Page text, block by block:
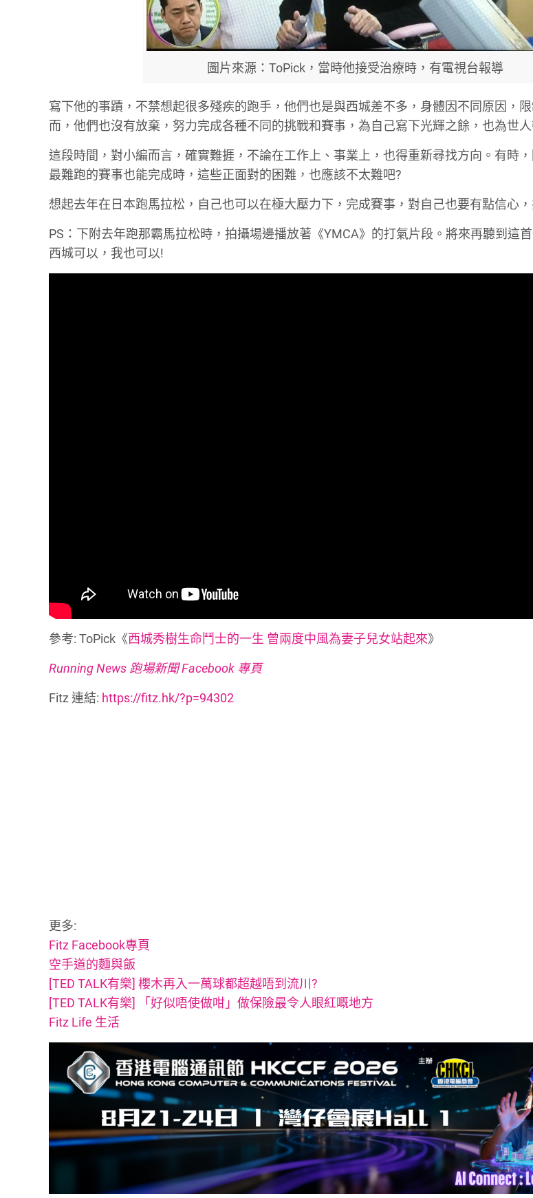
圖片來源：ToPick，當時他接受治療時，有電視台報導
寫下他的事蹟，不禁想起很多殘疾的跑手，他們也是與西城差不多，身體因不同原因，
而，他們也沒有放棄，努力完成各種不同的挑戰和賽事，為自己寫下光輝之餘，也為世
這段時間，對小編而言，確實難捱，不論在工作上、事業上，也得重新尋找方向。有時
最難跑的賽事也能完成時，這些正面對的困難，也應該不太難吧?
想起去年在日本跑馬拉松，自己也可以在極大壓力下，完成賽事，對自己也要有點信心
PS：下附去年跑那霸馬拉松時，拍攝場邊播放著《YMCA》的打氣片段。將來再聽到這
西城可以，我也可以!
參考: ToPick《西城秀樹生命鬥士的一生 曾兩度中風為妻子兒女站起來》
Running News 跑場新聞 Facebook 專頁
Fitz 連結: https://fitz.hk/?p=94302
更多:
Fitz Facebook專頁
空手道的麵與飯
[TED TALK有樂] 櫻木再入一萬球都超越唔到流川?
[TED TALK有樂] 「好似唔使做咁」做保險最令人眼紅嘅地方
Fitz Life 生活